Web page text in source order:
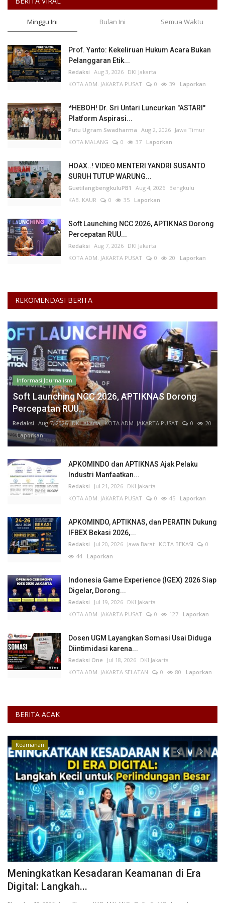
Minggu Ini Bulan Ini Semua Waktu
Prof. Yanto: Kekeliruan Hukum Acara Bukan
Pelanggaran Etik...
Redaksi Aug 3, 2026 DKI Jakarta
KOTA ADM. JAKARTA PUSAT
0 39 Laporkan
*HEBOH! Dr. Sri Untari Luncurkan "ASTARI"
Platform Aspirasi...
Putu Ugram Swadharma Aug 2, 2026 Jawa Timur
KOTA MALANG
0 37 Laporkan
HOAX..! VIDEO MENTERI YANDRI SUSANTO
SURUH TUTUP WARUNG...
GuetilangbengkuluPB1 Aug 4, 2026 Bengkulu
KAB. KAUR
0 35 Laporkan
Soft Launching NCC 2026, APTIKNAS Dorong
Percepatan RUU...
Redaksi Aug 7, 2026 DKI Jakarta
KOTA ADM. JAKARTA PUSAT
0 20 Laporkan
REKOMENDASI BERITA
Informasi Journalism
Soft Launching NCC 2026, APTIKNAS Dorong
Percepatan RUU...
Redaksi Aug 7, 2026 DKI Jakarta KOTA ADM. JAKARTA PUSAT 0
20
Laporkan
APKOMINDO dan APTIKNAS Ajak Pelaku
Industri Manfaatkan...
Redaksi Jul 21, 2026 DKI Jakarta
KOTA ADM. JAKARTA PUSAT
0 45 Laporkan
APKOMINDO, APTIKNAS, dan PERATIN Dukung
IFBEX Bekasi 2026,...
Redaksi Jul 20, 2026 Jawa Barat KOTA BEKASI
0
44 Laporkan
Indonesia Game Experience (IGEX) 2026 Siap
Digelar, Dorong...
Redaksi Jul 19, 2026 DKI Jakarta
KOTA ADM. JAKARTA PUSAT
0 127 Laporkan
Dosen UGM Layangkan Somasi Usai Diduga
Diintimidasi karena...
Redaksi One Jul 18, 2026 DKI Jakarta
KOTA ADM. JAKARTA SELATAN
0 80 Laporkan
BERITA ACAK
Keamanan
Meningkatkan Kesadaran Keamanan di Era
Digital: Langkah...